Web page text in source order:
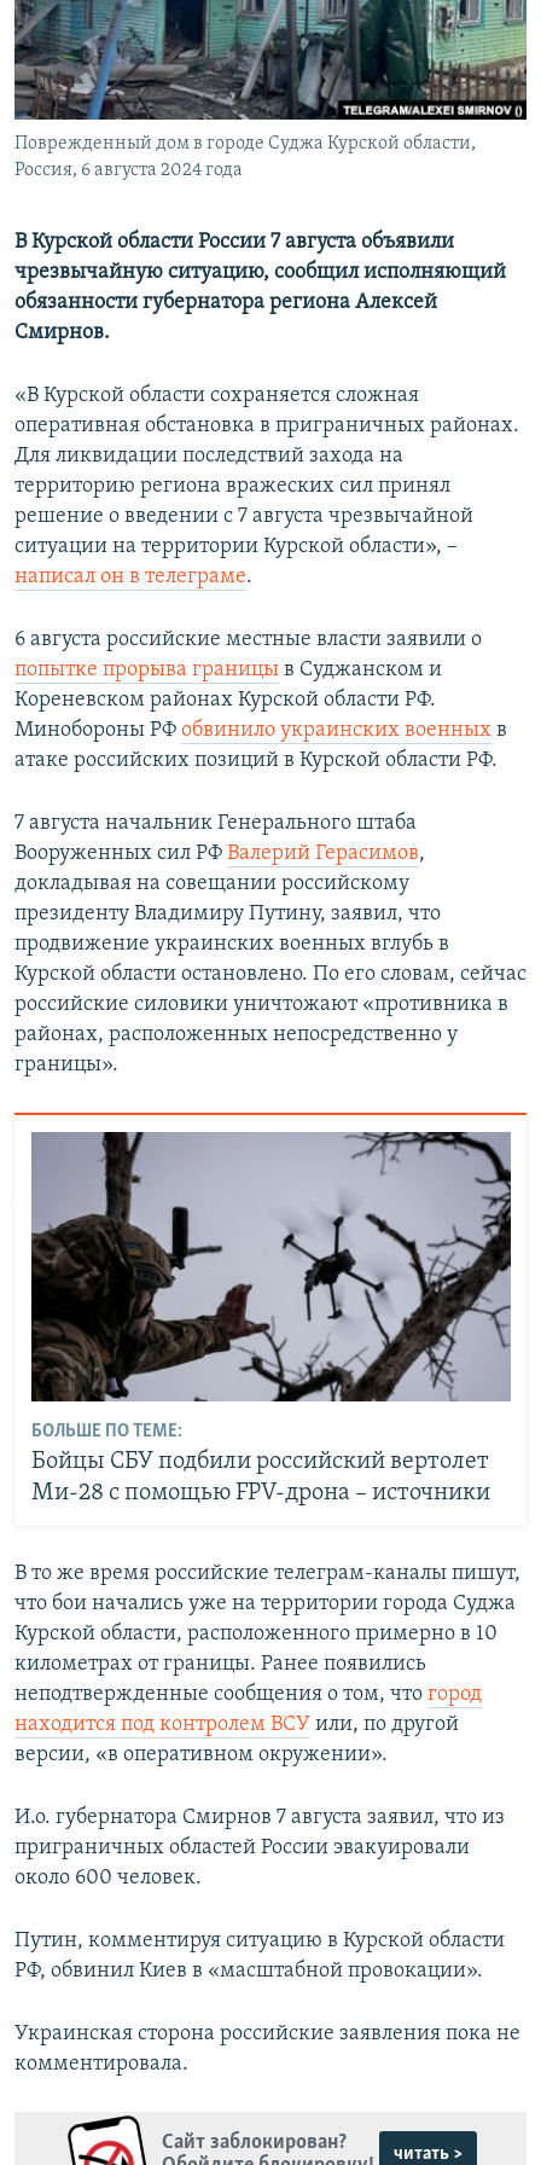
ПОБЕДИТЕЛЕЙ НЕ СУДЯТ?
КРЫМ.НЕПОКОРЕННЫЙ
ELIFBE
УКРАИНСКАЯ ПРОБЛЕМА КРЫМА
ПРИСОЕДИНЯЙТЕСЬ!
Все сайты RFE/RL
Поврежденный дом в городе Суджа Курской области,
Россия, 6 августа 2024 года
В Курской области России 7 августа объявили
чрезвычайную ситуацию, сообщил исполняющий
обязанности губернатора региона Алексей
Смирнов.
«В Курской области сохраняется сложная
оперативная обстановка в приграничных районах.
Для ликвидации последствий захода на
территорию региона вражеских сил принял
решение о введении с 7 августа чрезвычайной
ситуации на территории Курской области», –
написал он в телеграме.
6 августа российские местные власти заявили о
попытке прорыва границы в Суджанском и
Кореневском районах Курской области РФ.
Минобороны РФ обвинило украинских военных в
атаке российских позиций в Курской области РФ.
7 августа начальник Генерального штаба
Вооруженных сил РФ Валерий Герасимов,
докладывая на совещании российскому
президенту Владимиру Путину, заявил, что
продвижение украинских военных вглубь в
Курской области остановлено. По его словам, сейчас
российские силовики уничтожают «противника в
районах, расположенных непосредственно у
границы».
БОЛЬШЕ ПО ТЕМЕ:
Бойцы СБУ подбили российский вертолет
Ми-28 с помощью FPV-дрона – источники
В то же время российские телеграм-каналы пишут,
что бои начались уже на территории города Суджа
Курской области, расположенного примерно в 10
километрах от границы. Ранее появились
неподтвержденные сообщения о том, что город
находится под контролем ВСУ или, по другой
версии, «в оперативном окружении».
И.о. губернатора Смирнов 7 августа заявил, что из
приграничных областей России эвакуировали
около 600 человек.
Путин, комментируя ситуацию в Курской области
РФ, обвинил Киев в «масштабной провокации».
Украинская сторона российские заявления пока не
комментировала.
Сайт заблокирован?
читать >